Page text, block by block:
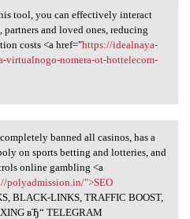
tool, you can
tool, you can effectively interact
and loved ones, reducing
costs <a href="https://idealnaya-
virtualnogo-nomera-ot-hottelecom-
completely banned
banned all casinos, has a
on sports betting and lotteries, and
online gambling <a
polyadmission.in/">SEO
BLACK-LINKS, TRAFFIC BOOST,
вЂ“ TELEGRAM